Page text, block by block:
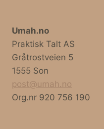
Umah.no
Praktisk Talt AS
Gråtrostveien 5
1555 Son
post@umah.no
Org.nr 920 756 190